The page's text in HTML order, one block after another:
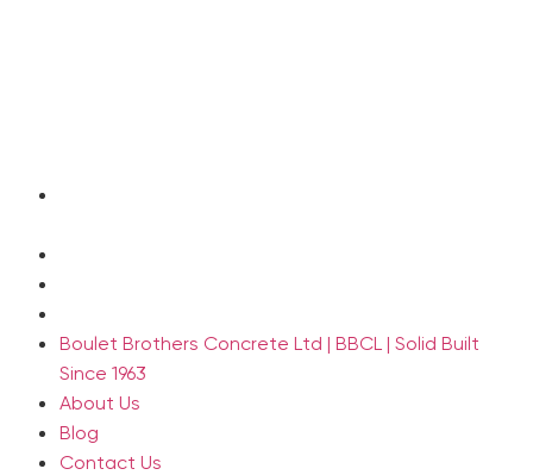
Boulet Brothers Concrete Ltd | BBCL | Solid Built
Since 1963
About Us
Blog
Contact Us